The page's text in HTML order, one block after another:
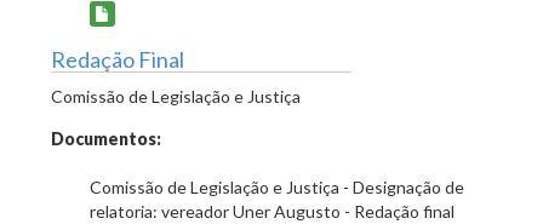
Redação Final
Comissão de Legislação e Justiça
Documentos:
Comissão de Legislação e Justiça - Designação de
relatoria: vereador Uner Augusto - Redação final